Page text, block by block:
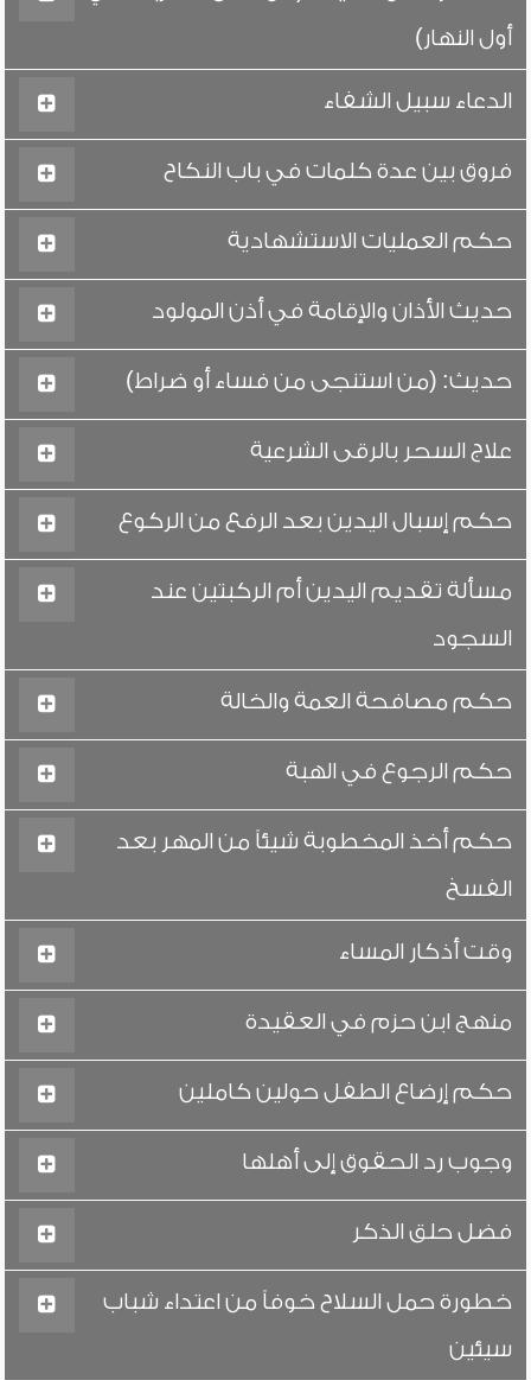
أول النهار)
الدعاء سبيل الشفاء
فروق بين عدة كلمات في باب النكاح
حكم العمليات الاستشهادية
حديث الأذان والإقامة في أذن المولود
حديث: (من استنجى من فساء أو ضراط)
علاج السحر بالرقى الشرعية
حكم إسبال اليدين بعد الرفع من الركوع
مسألة تقديم اليدين أم الركبتين عند
السجود
حكم مصافحة العمة والخالة
حكم الرجوع في الهبة
حكم أخذ المخطوبة شيئاً من المهر بعد
الفسخ
وقت أذكار المساء
منهج ابن حزم في العقيدة
حكم إرضاع الطفل حولين كاملين
وجوب رد الحقوق إلى أهلها
فضل حلق الذكر
خطورة حمل السلاح خوفاً من اعتداء شباب
سيئين